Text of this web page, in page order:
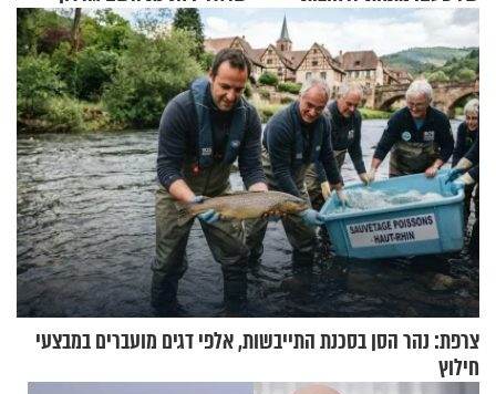
ירושלים
בריאיון מעורר השראה
צרפת: נהר הסן בסכנת התייבשות, אלפי דגים מועברים במבצעי
חילוץ